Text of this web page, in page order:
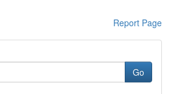
Report Page
Go